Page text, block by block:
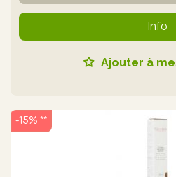
Info
Ajouter à
-15% **